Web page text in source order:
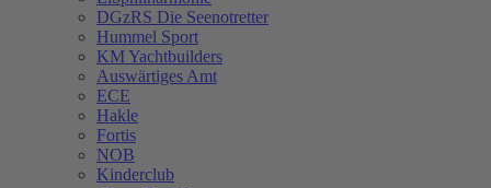
DGzRS Die Seenotretter
Hummel Sport
KM Yachtbuilders
Auswärtiges Amt
ECE
Hakle
Fortis
NOB
Kinderclub